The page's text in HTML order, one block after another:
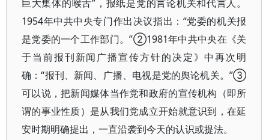
巨大集体的喉舌”，报纸是党的言论机关和代言人。
1954年中共中央专门作出决议指出：“党委的机关报
是党委的一个工作部门。”②1981年中共中央在《关
于当前报刊新闻广播宣传方针的决定》中再次明
确：“报刊、新闻、广播、电视是党的舆论机关。”③
可以说，把新闻媒体当作党和政府的宣传机构（即所
谓的事业性质）是从我们党成立开始就意识到，在延
安时期明确提出，一直沿袭到今天的认识或提法。